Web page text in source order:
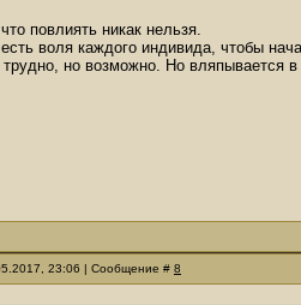
повлиять никак нельзя.
воля каждого индивида, чтобы
трудно, но возможно. Но вляпывается
23:06 | Сообщение # 8